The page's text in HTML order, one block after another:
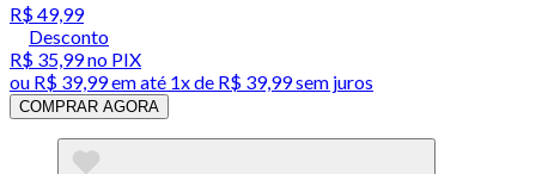
R$ 49,99
Desconto
R$ 35,99no PIX
ou R$ 39,99em até 1x de R$ 39,99sem juros
COMPRAR AGORA